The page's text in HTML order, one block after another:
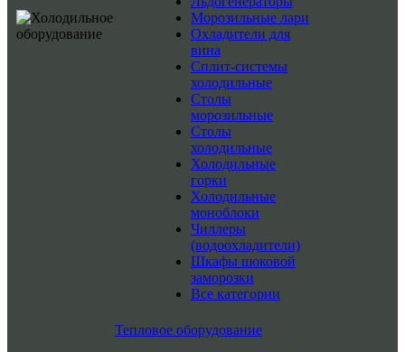
Морозильные лари
Охладители для
вина
Сплит-системы
холодильные
Столы
морозильные
Столы
холодильные
Холодильные
горки
Холодильные
моноблоки
Чиллеры
(водоохладители)
Шкафы шоковой
заморозки
Все категории
Тепловое оборудование